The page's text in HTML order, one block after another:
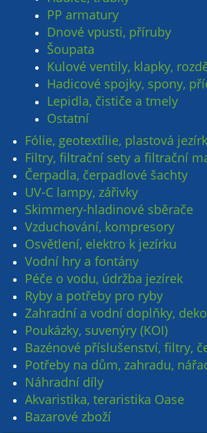
PP armatury
Dnové vpusti, příruby
Šoupata
Kulové ventily, klapky,
Hadicové spojky, spony,
Lepidla, čističe a tmely
Ostatní
Fólie, geotextílie, plastová
Filtry, filtrační sety a filtrační
Čerpadla, čerpadlové šachty
UV-C lampy, zářivky
Skimmery-hladinové sběrače
Vzduchování, kompresory
Osvětlení, elektro k jezírku
Vodní hry a fontány
Péče o vodu, údržba jezírek
Ryby a potřeby pro ryby
Zahradní a vodní doplňky,
Poukázky, suvenýry (KOI)
Bazénové příslušenství, filtry,
Potřeby na dům, zahradu,
Náhradní díly
Akvaristika, teraristika Oase
Bazarové zboží